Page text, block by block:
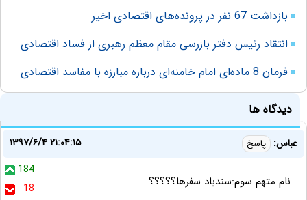
بازداشت 67 نفر در پرونده‌های اقتصادی اخیر
انتقاد رئیس دفتر بازرسی مقام معظم رهبری از فساد اقتصادی
فرمان 8 ماده‌ای امام خامنه‌ای درباره مبارزه با مفاسد اقتصادی
دیدگاه ها
عباس: پاسخ
۱۳۹۷/۶/۴ ۲۱:۰۴:۱۵
184
18
نام متهم سوم:سندباد سفرها؟؟؟؟؟